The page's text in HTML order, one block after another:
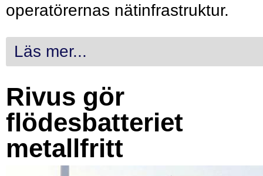
operatörernas nätinfrastruktur.
Läs mer...
Rivus gör
flödesbatteriet
metallfritt